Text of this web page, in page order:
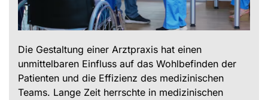
Die Gestaltung einer Arztpraxis hat einen
unmittelbaren Einfluss auf das Wohlbefinden der
Patienten und die Effizienz des medizinischen
Teams. Lange Zeit herrschte in medizinischen